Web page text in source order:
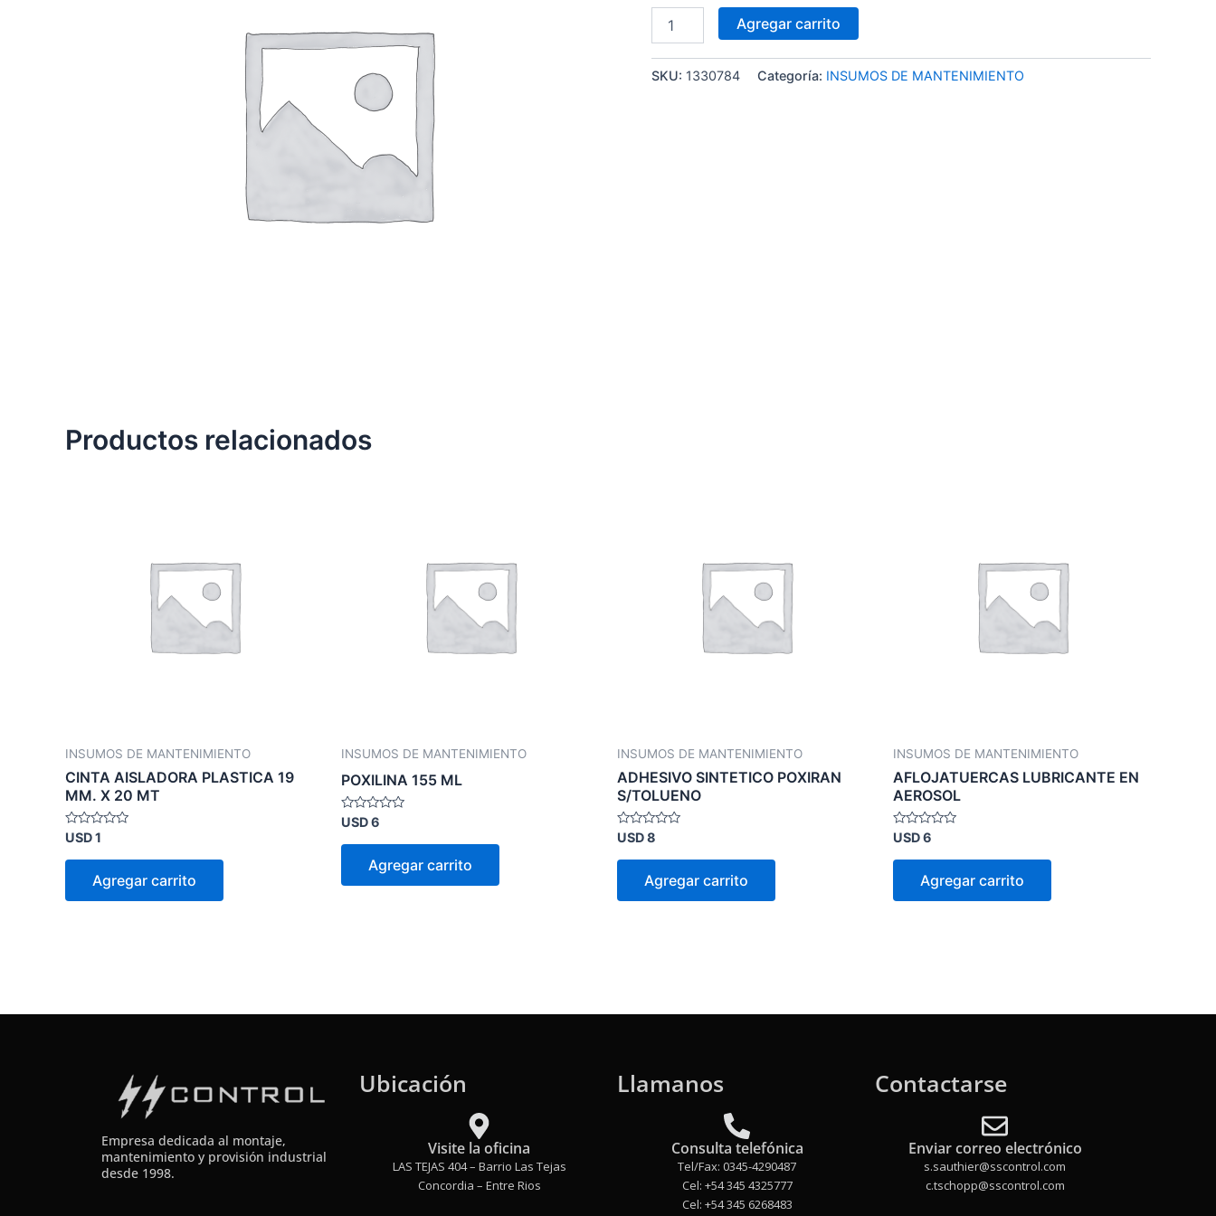
Agregar carrito
SKU: 1330784 Categoría: INSUMOS DE MANTENIMIENTO
Productos relacionados
INSUMOS DE MANTENIMIENTO
CINTA AISLADORA PLASTICA 19
MM. X 20 MT
Valorado
0
USD1
Agregar carrito
INSUMOS DE MANTENIMIENTO
POXILINA 155 ML
Valorado
0
USD6
Agregar carrito
INSUMOS DE MANTENIMIENTO
ADHESIVO SINTETICO POXIRAN
S/TOLUENO
Valorado
0
USD8
Agregar carrito
INSUMOS DE MANTENIMIENTO
AFLOJATUERCAS LUBRICANTE EN
AEROSOL
Valorado
0
USD6
Agregar carrito
Empresa dedicada al montaje,
mantenimiento y provisión industrial
desde 1998.
Ubicación
Visite la oficina
LAS TEJAS 404 – Barrio Las Tejas
Concordia – Entre Rios
Llamanos
Consulta telefónica
Tel/Fax: 0345-4290487
Cel: +54 345 4325777
Cel: +54 345 6268483
Contactarse
Enviar correo electrónico
s.sauthier@sscontrol.com
c.tschopp@sscontrol.com